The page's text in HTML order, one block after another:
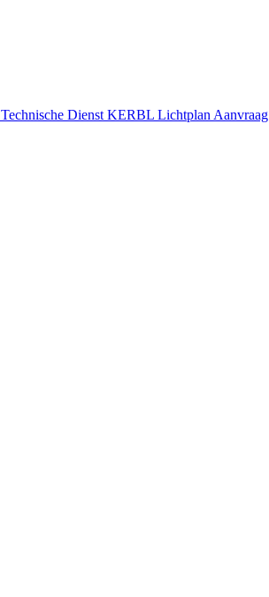
Technische Dienst KERBL Lichtplan Aanvraag